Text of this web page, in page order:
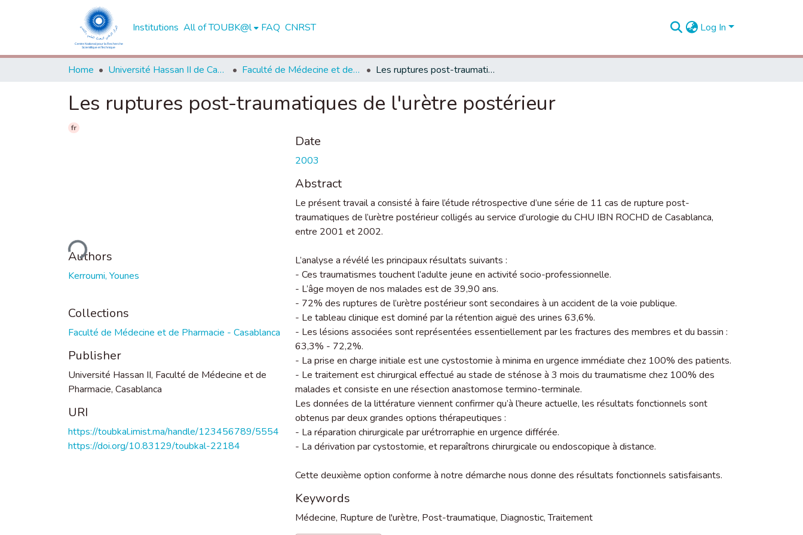
Institutions All of TOUBK@l FAQ CNRST Log In
Home Université Hassan II de Casablanca Faculté de Médecine et de Pharmacie - Casablanca Les ruptures post-traumatiques de l'urètre postérieur
Les ruptures post-traumatiques de l'urètre postérieur
fr
Loading...
Authors
Kerroumi, Younes
Collections
Faculté de Médecine et de Pharmacie - Casablanca
Publisher
Université Hassan II, Faculté de Médecine et de
Pharmacie, Casablanca
URI
https://toubkal.imist.ma/handle/123456789/5554
https://doi.org/10.83129/toubkal-22184
Date
2003
Abstract
Le présent travail a consisté à faire l’étude rétrospective d’une série de 11 cas de rupture post-
traumatiques de l’urètre postérieur colligés au service d’urologie du CHU IBN ROCHD de Casablanca,
entre 2001 et 2002.
L’analyse a révélé les principaux résultats suivants :
- Ces traumatismes touchent l’adulte jeune en activité socio-professionnelle.
- L’âge moyen de nos malades est de 39,90 ans.
- 72% des ruptures de l’urètre postérieur sont secondaires à un accident de la voie publique.
- Le tableau clinique est dominé par la rétention aiguë des urines 63,6%.
- Les lésions associées sont représentées essentiellement par les fractures des membres et du bassin :
63,3% - 72,2%.
- La prise en charge initiale est une cystostomie à minima en urgence immédiate chez 100% des patients.
- Le traitement est chirurgical effectué au stade de sténose à 3 mois du traumatisme chez 100% des
malades et consiste en une résection anastomose termino-terminale.
Les données de la littérature viennent confirmer qu’à l’heure actuelle, les résultats fonctionnels sont
obtenus par deux grandes options thérapeutiques :
- La réparation chirurgicale par urétrorraphie en urgence différée.
- La dérivation par cystostomie, et reparaîtrons chirurgicale ou endoscopique à distance.
Cette deuxième option conforme à notre démarche nous donne des résultats fonctionnels satisfaisants.
Keywords
Médecine, Rupture de l'urètre, Post-traumatique, Diagnostic,Traitement